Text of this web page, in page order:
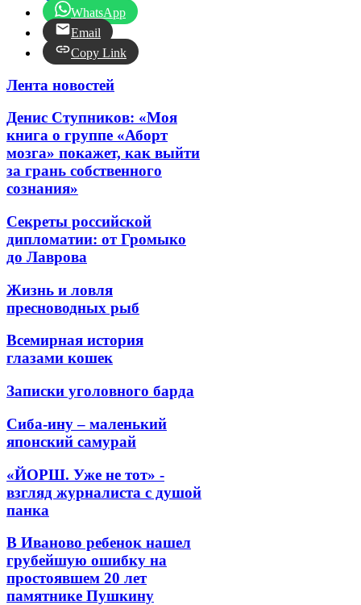
WhatsApp
Email
Copy Link
Лента новостей
Денис Ступников: «Моя
книга о группе «Аборт
мозга» покажет, как выйти
за грань собственного
сознания»
Секреты российской
дипломатии: от Громыко
до Лаврова
Жизнь и ловля
пресноводных рыб
Всемирная история
глазами кошек
Записки уголовного барда
Сиба-ину – маленький
японский самурай
«ЙОРШ. Уже не тот» -
взгляд журналиста с душой
панка
В Иваново ребенок нашел
грубейшую ошибку на
простоявшем 20 лет
памятнике Пушкину